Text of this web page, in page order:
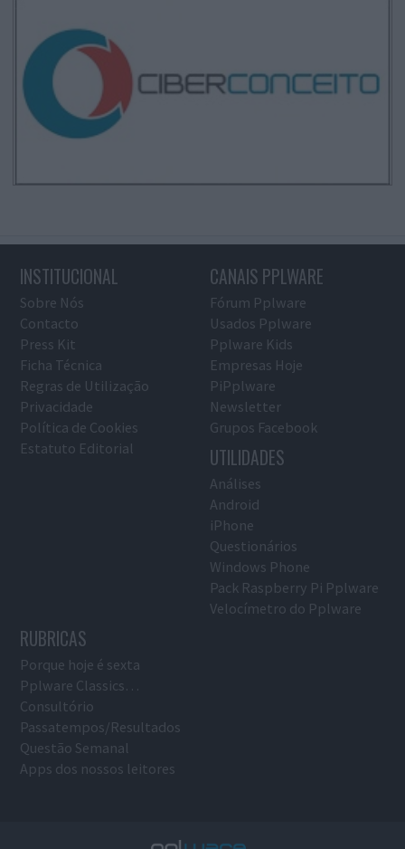
INSTITUCIONAL
Sobre Nós
Contacto
Press Kit
Ficha Técnica
Regras de Utilização
Privacidade
Política de Cookies
Estatuto Editorial
CANAIS PPLWARE
Fórum Pplware
Usados Pplware
Pplware Kids
Empresas Hoje
PiPplware
Newsletter
Grupos Facebook
UTILIDADES
Análises
Android
iPhone
Questionários
Windows Phone
Pack Raspberry Pi Pplware
Velocímetro do Pplware
RUBRICAS
Porque hoje é sexta
Pplware Classics…
Consultório
Passatempos/Resultados
Questão Semanal
Apps dos nossos leitores